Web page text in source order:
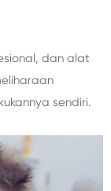
dan alat
sendiri.